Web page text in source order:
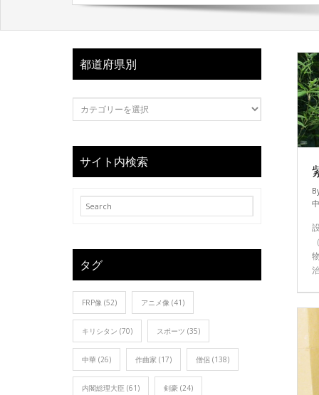
都道府県別
サイト内検索
タグ
FRP像 (52) アニメ像 (41)
キリシタン (70) スポーツ (35)
中華 (26) 作曲家 (17) 僧侶 (138)
内閣総理大臣 (61) 剣豪 (24)